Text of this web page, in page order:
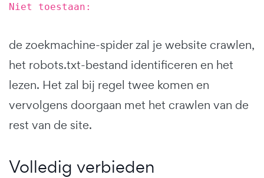
Niet toestaan:
de zoekmachine-spider zal je website crawlen,
het robots.txt-bestand identificeren en het
lezen. Het zal bij regel twee komen en
vervolgens doorgaan met het crawlen van de
rest van de site.
Volledig verbieden